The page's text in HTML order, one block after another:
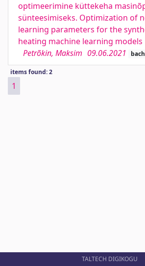
optimeerimine küttekeha
sünteesimiseks. Optimization of
learning parameters for the
heating machine learning models
Petrõkin, Maksim 09.06.2021
items found: 2
1
TALTECH DIGIKOGU